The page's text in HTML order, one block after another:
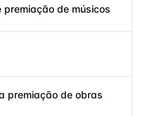
premiação de músicos
premiação de obras